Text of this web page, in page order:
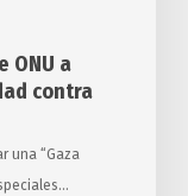
ONU a
contra
una “Gaza